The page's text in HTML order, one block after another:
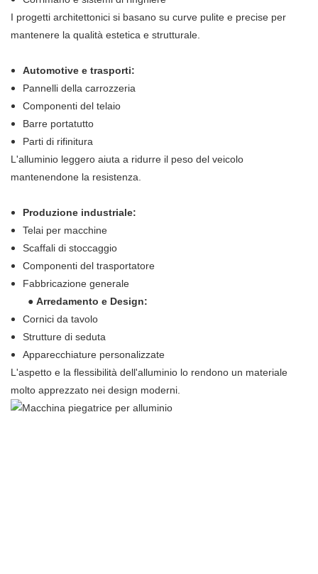
I progetti architettonici si basano su curve pulite e precise per
mantenere la qualità estetica e strutturale.
Automotive e trasporti:
Pannelli della carrozzeria
Componenti del telaio
Barre portatutto
Parti di rifinitura
L'alluminio leggero aiuta a ridurre il peso del veicolo
mantenendone la resistenza.
Produzione industriale:
Telai per macchine
Scaffali di stoccaggio
Componenti del trasportatore
Fabbricazione generale
● Arredamento e Design:
Cornici da tavolo
Strutture di seduta
Apparecchiature personalizzate
L'aspetto e la flessibilità dell'alluminio lo rendono un materiale
molto apprezzato nei design moderni.